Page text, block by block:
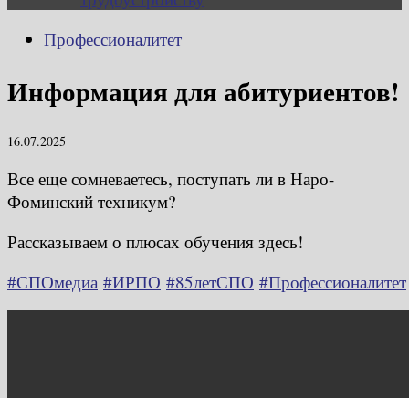
Профессионалитет
Информация для абитуриентов!
16.07.2025
Все еще сомневаетесь, поступать ли в Наро-
Фоминский техникум?
Рассказываем о плюсах обучения здесь!
#СПОмедиа #ИРПО #85летСПО #Профессионалитет